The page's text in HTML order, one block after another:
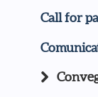
Call for